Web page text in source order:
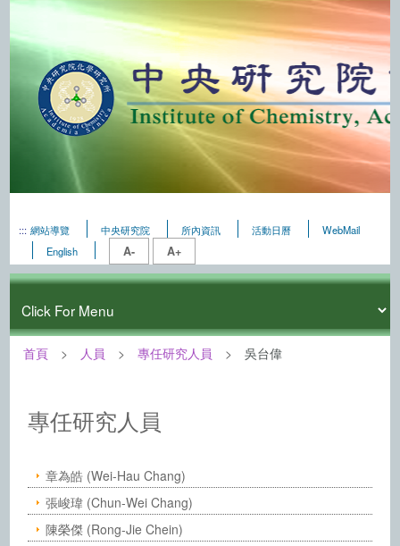
::: 網站導覽 中央研究院 所內資訊 活動日曆
WebMail
English
A- A+
首頁 人員 專任研究人員 吳台偉
中央研究院化學研究所－人員
專任研究人員
章為皓 (Wei-Hau Chang)
張峻瑋 (Chun-Wei Chang)
陳榮傑 (Rong-Jie Chein)